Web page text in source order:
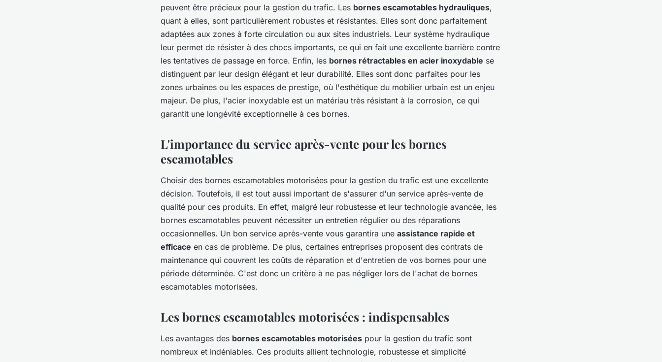
peuvent être précieux pour la gestion du trafic. Les bornes escamotables hydrauliques,
quant à elles, sont particulièrement robustes et résistantes. Elles sont donc parfaitement
adaptées aux zones à forte circulation ou aux sites industriels. Leur système hydraulique
leur permet de résister à des chocs importants, ce qui en fait une excellente barrière contre
les tentatives de passage en force. Enfin, les bornes rétractables en acier inoxydable se
distinguent par leur design élégant et leur durabilité. Elles sont donc parfaites pour les
zones urbaines ou les espaces de prestige, où l'esthétique du mobilier urbain est un enjeu
majeur. De plus, l'acier inoxydable est un matériau très résistant à la corrosion, ce qui
garantit une longévité exceptionnelle à ces bornes.
L'importance du service après-vente pour les bornes
escamotables
Choisir des bornes escamotables motorisées pour la gestion du trafic est une excellente
décision. Toutefois, il est tout aussi important de s'assurer d'un service après-vente de
qualité pour ces produits. En effet, malgré leur robustesse et leur technologie avancée, les
bornes escamotables peuvent nécessiter un entretien régulier ou des réparations
occasionnelles. Un bon service après-vente vous garantira une assistance rapide et
efficace en cas de problème. De plus, certaines entreprises proposent des contrats de
maintenance qui couvrent les coûts de réparation et d'entretien de vos bornes pour une
période déterminée. C'est donc un critère à ne pas négliger lors de l'achat de bornes
escamotables motorisées.
Les bornes escamotables motorisées : indispensables
Les avantages des bornes escamotables motorisées pour la gestion du trafic sont
nombreux et indéniables. Ces produits allient technologie, robustesse et simplicité